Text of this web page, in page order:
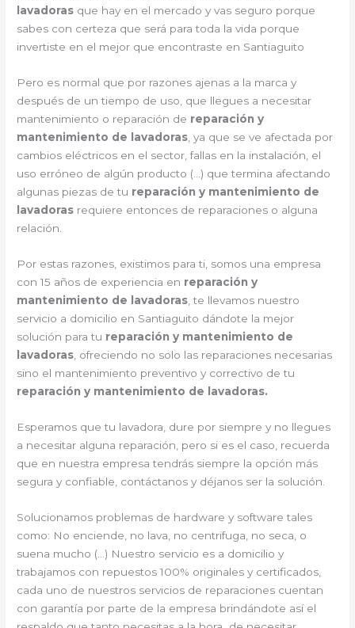
lavadoras que hay en el mercado y vas seguro porque
sabes con certeza que será para toda la vida porque
invertiste en el mejor que encontraste en Santiaguito
Pero es normal que por razones ajenas a la marca y
después de un tiempo de uso, que llegues a necesitar
mantenimiento o reparación de reparación y
mantenimiento de lavadoras , ya que se ve afectada por
cambios eléctricos en el sector, fallas en la instalación, el
uso erróneo de algún producto (…) que termina afectando
algunas piezas de tu reparación y mantenimiento de
lavadoras requiere entonces de reparaciones o alguna
relación.
Por estas razones, existimos para ti, somos una empresa
con 15 años de experiencia en reparación y
mantenimiento de lavadoras , te llevamos nuestro
servicio a domicilio en Santiaguito dándote la mejor
solución para tu reparación y mantenimiento de
lavadoras , ofreciendo no solo las reparaciones necesarias
sino el mantenimiento preventivo y correctivo de tu
reparación y mantenimiento de lavadoras.
Esperamos que tu lavadora, dure por siempre y no llegues
a necesitar alguna reparación, pero si es el caso, recuerda
que en nuestra empresa tendrás siempre la opción más
segura y confiable, contáctanos y déjanos ser la solución.
Solucionamos problemas de hardware y software tales
como: No enciende, no lava, no centrifuga, no seca, o
suena mucho (…) Nuestro servicio es a domicilio y
trabajamos con repuestos 100% originales y certificados,
cada uno de nuestros servicios de reparaciones cuentan
con garantía por parte de la empresa brindándote así el